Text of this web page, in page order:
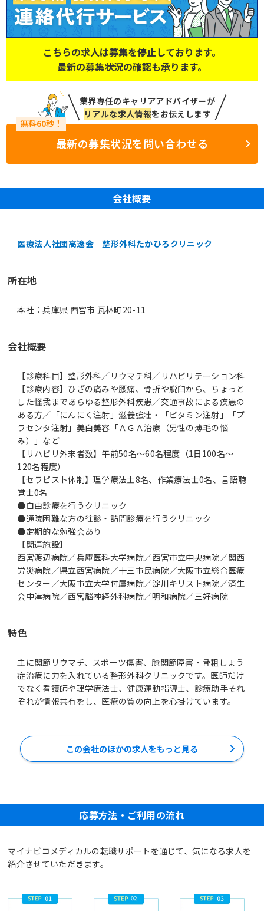
こちらの求人は募集を停止しております。
最新の募集状況の確認も承ります。
業界専任のキャリアアドバイザーが
リアルな求人情報をお伝えします
最新の募集状況を問い合わせる
会社概要
医療法人社団高遼会 整形外科たかひろクリニック
所在地
本社：兵庫県 西宮市 瓦林町20-11
会社概要
【診療科目】整形外科／リウマチ科／リハビリテーション科
【診療内容】ひざの痛みや腰痛、骨折や脱臼から、ちょっと
した怪我まであらゆる整形外科疾患／交通事故による疾患の
ある方／「にんにく注射」滋養強壮・「ビタミン注射」「プ
ラセンタ注射」美白美容「ＡＧＡ治療（男性の薄毛の悩
み）」など
【リハビリ外来者数】午前50名～60名程度（1日100名～
120名程度）
【セラピスト体制】理学療法士8名、作業療法士0名、言語聴
覚士0名
●自由診療を行うクリニック
●通院困難な方の往診・訪問診療を行うクリニック
●定期的な勉強会あり
【関連施設】
西宮渡辺病院／兵庫医科大学病院／西宮市立中央病院／関西
労災病院／県立西宮病院／十三市民病院／大阪市立総合医療
センター／大阪市立大学付属病院／淀川キリスト病院／済生
会中津病院／西宮脳神経外科病院／明和病院／三好病院
特色
主に関節リウマチ、スポーツ傷害、膝関節障害・骨粗しょう
症治療に力を入れている整形外科クリニックです。医師だけ
でなく看護師や理学療法士、健康運動指導士、診療助手それ
ぞれが情報共有をし、医療の質の向上を心掛けています。
この会社のほかの求人をもっと見る
応募方法・ご利用の流れ
マイナビコメディカルの転職サポートを通じて、気になる求人を
紹介させていただきます。